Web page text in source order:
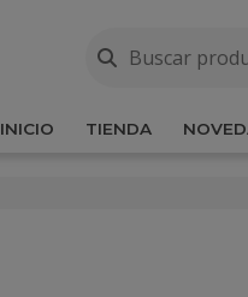
INICIO TIENDA